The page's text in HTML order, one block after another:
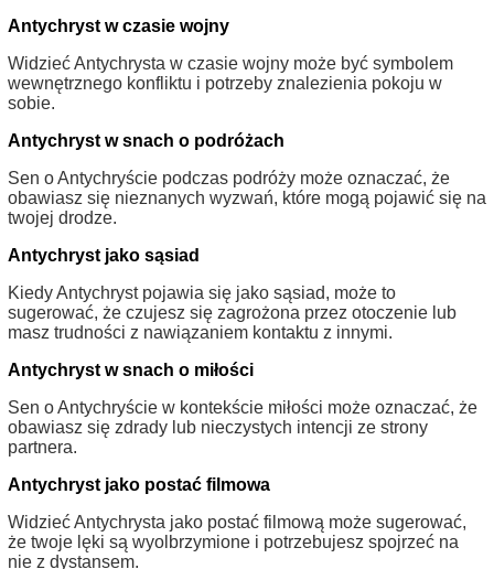
Antychryst w czasie wojny
Widzieć Antychrysta w czasie wojny może być symbolem
wewnętrznego konfliktu i potrzeby znalezienia pokoju w
sobie.
Antychryst w snach o podróżach
Sen o Antychryście podczas podróży może oznaczać, że
obawiasz się nieznanych wyzwań, które mogą pojawić się na
twojej drodze.
Antychryst jako sąsiad
Kiedy Antychryst pojawia się jako sąsiad, może to
sugerować, że czujesz się zagrożona przez otoczenie lub
masz trudności z nawiązaniem kontaktu z innymi.
Antychryst w snach o miłości
Sen o Antychryście w kontekście miłości może oznaczać, że
obawiasz się zdrady lub nieczystych intencji ze strony
partnera.
Antychryst jako postać filmowa
Widzieć Antychrysta jako postać filmową może sugerować,
że twoje lęki są wyolbrzymione i potrzebujesz spojrzeć na
nie z dystansem.